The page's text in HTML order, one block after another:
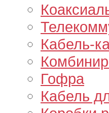
Кабель-
Гофра
Кабель